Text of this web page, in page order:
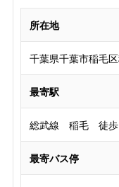
所在地
千葉県千葉市稲毛
最寄駅
総武線 稲毛 徒歩
最寄バス停